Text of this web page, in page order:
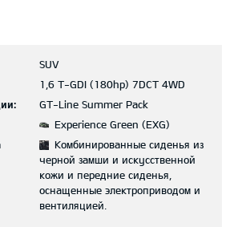
SUV
1,6 T-GDI (180hp) 7DCT 4WD
GT-Line Summer Pack
Experience Green (EXG)
Комбинированные сиденья из
черной замши и искусственной
кожи и передние сиденья,
оснащенные электроприводом и
вентиляцией.